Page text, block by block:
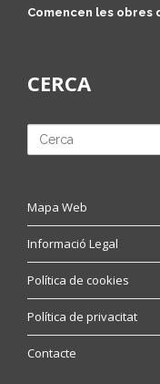
Comencen les obres
CERCA
Mapa Web
Informació Legal
Política de cookies
Política de privacitat
Contacte